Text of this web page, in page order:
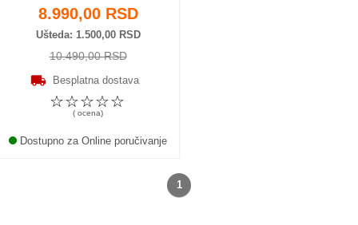
8.990,00 RSD
Ušteda 1.500,00 RSD
10.490,00 RSD
Besplatna dostava
☆
☆
☆
☆
☆
( ocena)
Dostupno za Online poručivanje
1